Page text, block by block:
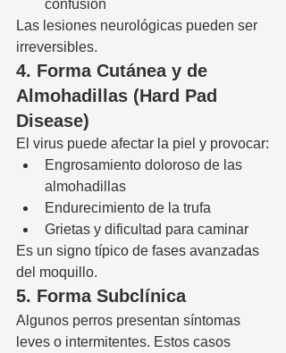
confusión
Las lesiones neurológicas pueden ser
irreversibles.
4. Forma Cutánea y de
Almohadillas (Hard Pad
Disease)
El virus puede afectar la piel y provocar:
Engrosamiento doloroso de las
almohadillas
Endurecimiento de la trufa
Grietas y dificultad para caminar
Es un signo típico de fases avanzadas
del moquillo.
5. Forma Subclínica
Algunos perros presentan síntomas
leves o intermitentes. Estos casos